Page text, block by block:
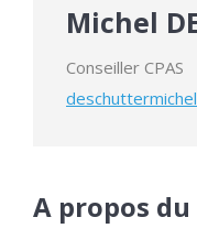
Michel
Conseiller CPAS
A propos